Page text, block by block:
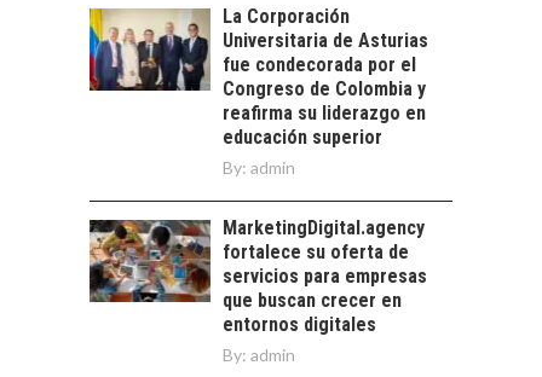
La transformación
estratégica de los
recursos humanos en
las empresas…
FINANCIAMIENTO
PARA PYMES EN
CHILE:
ALTERNATIVAS MÁS
ALLÁ DEL CRÉDITO
BANCARIO
pymes en Chile:
alternativas que
trascienden el
crédito…
La Corporación
Universitaria de Asturias
fue condecorada por el
Congreso de Colombia y
reafirma su liderazgo en
educación superior
By: admin
MarketingDigital.agency
fortalece su oferta de
servicios para empresas
que buscan crecer en
entornos digitales
By: admin